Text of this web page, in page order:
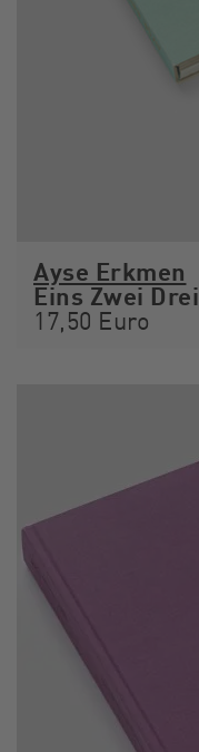
Ayse Erkmen
Eins Zwei Drei
17,50 Euro